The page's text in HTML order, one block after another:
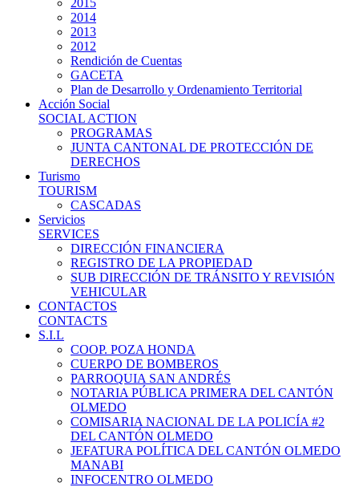
2015
2014
2013
2012
Rendición de Cuentas
GACETA
Plan de Desarrollo y Ordenamiento Territorial
Acción Social
SOCIAL ACTION
PROGRAMAS
JUNTA CANTONAL DE PROTECCIÓN DE
DERECHOS
Turismo
TOURISM
CASCADAS
Servicios
SERVICES
DIRECCIÓN FINANCIERA
REGISTRO DE LA PROPIEDAD
SUB DIRECCIÓN DE TRÁNSITO Y REVISIÓN
VEHICULAR
CONTACTOS
CONTACTS
S.I.L
COOP. POZA HONDA
CUERPO DE BOMBEROS
PARROQUIA SAN ANDRÉS
NOTARIA PÚBLICA PRIMERA DEL CANTÓN
OLMEDO
COMISARIA NACIONAL DE LA POLICÍA #2
DEL CANTÓN OLMEDO
JEFATURA POLÍTICA DEL CANTÓN OLMEDO
MANABI
INFOCENTRO OLMEDO